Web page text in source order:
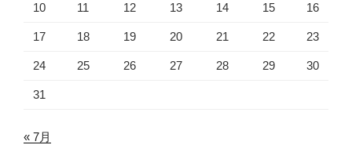
10 11 12 13 14 15 16
17 18 19 20 21 22 23
24 25 26 27 28 29 30
31
« 7月